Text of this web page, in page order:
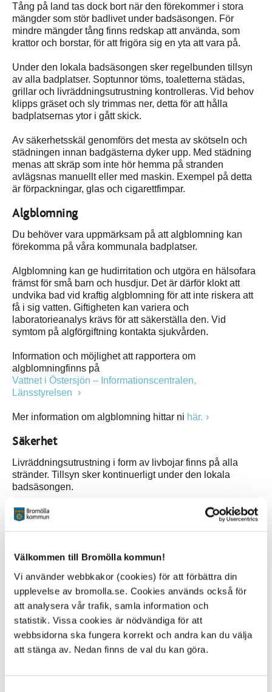
Välkommen till Bromölla kommun!
Vi använder webbkakor (cookies) för att förbättra din
upplevelse av bromolla.se. Cookies används också för
att analysera vår trafik, samla information och
statistik. Vissa cookies är nödvändiga för att
webbsidorna ska fungera korrekt och andra kan du välja
att stänga av. Nedan finns de val du kan göra.
Tång på land tas dock bort när den förekommer i stora
mängder som stör badlivet under badsäsongen. För
mindre mängder tång finns redskap att använda, som
krattor och borstar, för att frigöra sig en yta att vara på.
Under den lokala badsäsongen sker regelbunden tillsyn
av alla badplatser. Soptunnor töms, toaletterna städas,
grillar och livräddningsutrustning kontrolleras. Vid behov
klipps gräset och sly trimmas ner, detta för att hålla
badplatsernas ytor i gått skick.
Av säkerhetsskäl genomförs det mesta av skötseln och
städningen innan badgästerna dyker upp. Med städning
menas att skräp som inte hör hemma på stranden
avlägsnas manuellt eller med maskin. Exempel på detta
är förpackningar, glas och cigarettfimpar.
Algblomning
Du behöver vara uppmärksam på att algblomning kan
förekomma på våra kommunala badplatser.
Algblomning kan ge hudirritation och utgöra en hälsofara
främst för små barn och husdjur. Det är därför klokt att
undvika bad vid kraftig algblomning för att inte riskera att
få i sig vatten. Giftigheten kan variera och
laboratorieanalys krävs för att säkerställa den. Vid
symtom på algförgiftning kontakta sjukvården.
Information och möjlighet att rapportera om
algblomningfinns på
Vattnet i Östersjön – Informationscentralen,
Länsstyrelsen
Mer information om algblomning hittar ni här.
Säkerhet
Livräddningsutrustning i form av livbojar finns på alla
stränder. Tillsyn sker kontinuerligt under den lokala
badsäsongen.
Speciella nödtelefoner anses inte vara ett behov då
mobiltelefoni är utbredd och fungerar utmed hela
livräddare.
Alla kommunala badplatser har en unik adress och är
tillgängliga för räddningsfordon. Räddningstjänsten har
koordinater och adress för varje badplats i sina
navigationssystem.
Tänk på att parkera så att räddningsfordon kommer fram
vid ett eventuellt tillbud.